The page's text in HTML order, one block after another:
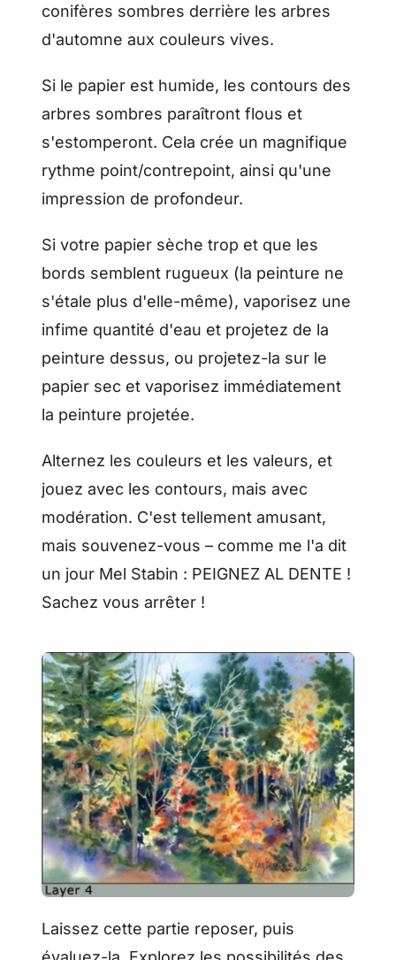
conifères sombres derrière les arbres
d'automne aux couleurs vives.
Si le papier est humide, les contours des
arbres sombres paraîtront flous et
s'estomperont. Cela crée un magnifique
rythme point/contrepoint, ainsi qu'une
impression de profondeur.
Si votre papier sèche trop et que les
bords semblent rugueux (la peinture ne
s'étale plus d'elle-même), vaporisez une
infime quantité d'eau et projetez de la
peinture dessus, ou projetez-la sur le
papier sec et vaporisez immédiatement
la peinture projetée.
Alternez les couleurs et les valeurs, et
jouez avec les contours, mais avec
modération. C'est tellement amusant,
mais souvenez-vous – comme me l'a dit
un jour Mel Stabin : PEIGNEZ AL DENTE !
Sachez vous arrêter !
Laissez cette partie reposer, puis